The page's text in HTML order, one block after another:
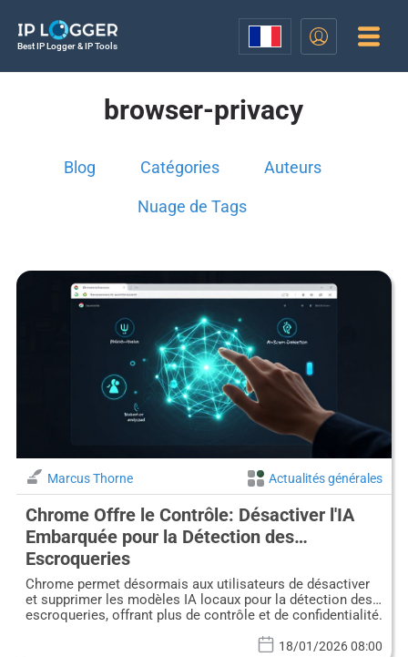
Best IP Logger & IP Tools
browser-privacy
Blog Catégories Auteurs
Nuage de Tags
Marcus Thorne Actualités générales
Chrome Offre le Contrôle: Désactiver l'IA
Embarquée pour la Détection des
Escroqueries
Chrome permet désormais aux utilisateurs de désactiver
et supprimer les modèles IA locaux pour la détection des
escroqueries, offrant plus de contrôle et de confidentialité.
18/01/2026 08:00